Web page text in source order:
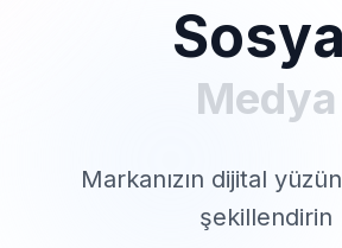
Medya
Markanızın dijital
şekillendirin